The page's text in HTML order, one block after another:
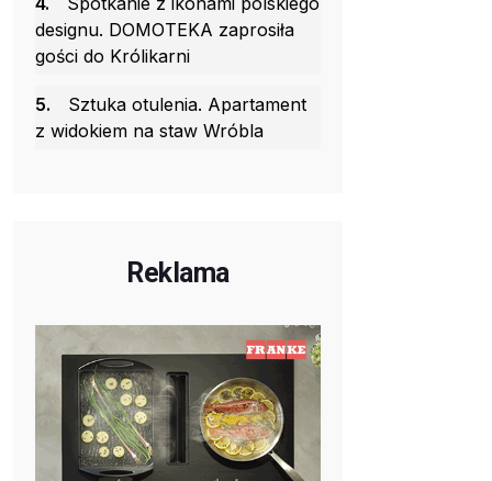
designu. DOMOTEKA zaprosiła
gości do Królikarni
5.
Sztuka otulenia. Apartament
z widokiem na staw Wróbla
Reklama